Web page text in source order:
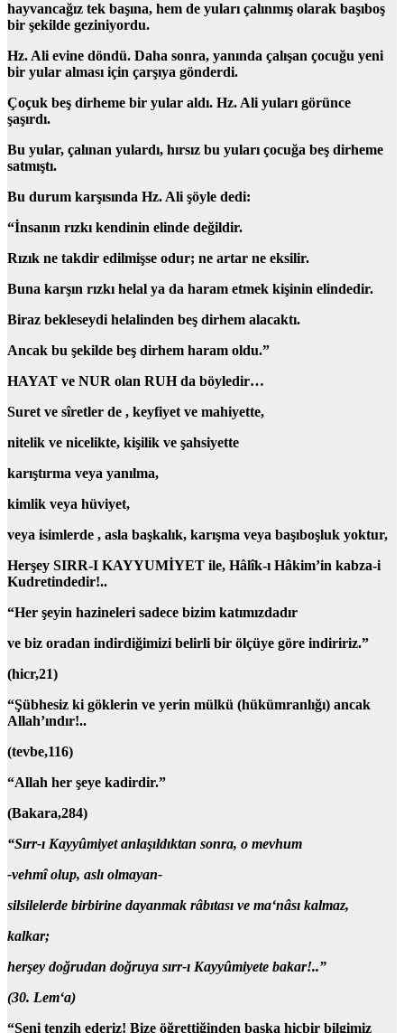
hayvancağız tek başına, hem de yuları çalınmış olarak başıboş
bir şekilde geziniyordu.
Hz. Ali evine döndü. Daha sonra, yanında çalışan çocuğu yeni
bir yular alması için çarşıya gönderdi.
Çoçuk beş dirheme bir yular aldı. Hz. Ali yuları görünce
şaşırdı.
Bu yular, çalınan yulardı, hırsız bu yuları çocuğa beş dirheme
satmıştı.
Bu durum karşısında Hz. Ali şöyle dedi:
“İnsanın rızkı kendinin elinde değildir.
Rızık ne takdir edilmişse odur; ne artar ne eksilir.
Buna karşın rızkı helal ya da haram etmek kişinin elindedir.
Biraz bekleseydi helalinden beş dirhem alacaktı.
Ancak bu şekilde beş dirhem haram oldu.”
HAYAT ve NUR olan RUH da böyledir…
Suret ve sîretler de , keyfiyet ve mahiyette,
nitelik ve nicelikte, kişilik ve şahsiyette
karıştırma veya yanılma,
kimlik veya hüviyet,
veya isimlerde , asla başkalık, karışma veya başıboşluk yoktur,
Herşey SIRR-I KAYYUMİYET ile, Hâlîk-ı Hâkim’in kabza-i
Kudretindedir!..
“Her şeyin hazineleri sadece bizim katımızdadır
ve biz oradan indirdiğimizi belirli bir ölçüye göre indiririz.”
(hicr,21)
“Şübhesiz ki göklerin ve yerin mülkü (hükümranlığı) ancak
Allah’ındır!..
(tevbe,116)
“Allah her şeye kadirdir.”
(Bakara,284)
“Sırr-ı Kayyûmiyetanlaşıldıktan sonra, o mevhum
-vehmî olup, aslı olmayan-
silsilelerde birbirine dayanmak râbıtası ve ma‘nâsı kalmaz,
kalkar;
herşey doğrudan doğruya sırr-ı Kayyûmiyete bakar!..”
(30. Lem‘a)
“Seni tenzih ederiz! Bize öğrettiğinden başka hiçbir bilgimiz